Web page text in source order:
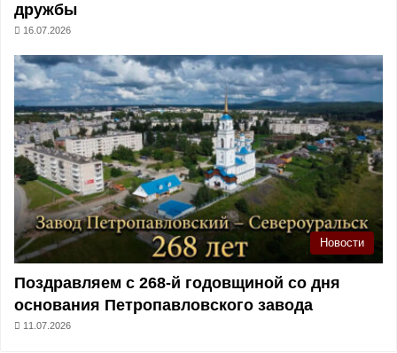
дружбы
16.07.2026
Новости
Поздравляем с 268-й годовщиной со дня
основания Петропавловского завода
11.07.2026